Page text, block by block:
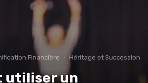
Financière Héritage et Succession
utiliser un